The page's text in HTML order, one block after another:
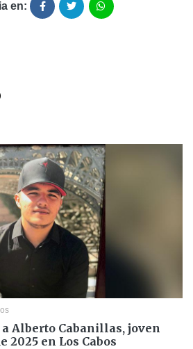
en:
Alberto Cabanillas, joven
2025 en Los Cabos